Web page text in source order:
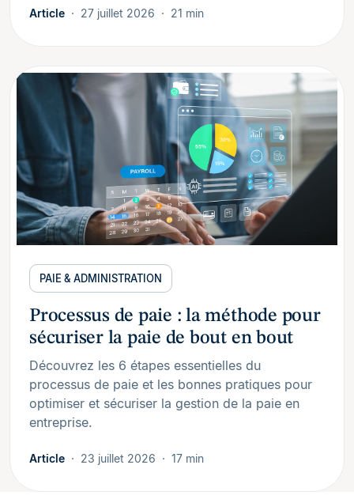
Article 27 juillet 2026 21 min
PAIE & ADMINISTRATION
Processus de paie : la méthode pour
sécuriser la paie de bout en bout
Découvrez les 6 étapes essentielles du
processus de paie et les bonnes pratiques pour
optimiser et sécuriser la gestion de la paie en
entreprise.
Article 23 juillet 2026 17 min